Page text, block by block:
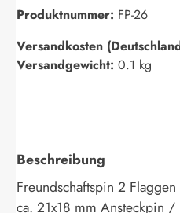
Produktnummer: FP-26
Versandkosten
Versandgewicht: 0.1 kg
Beschreibung
Freundschaftspin 2
ca. 21x18 mm Ansteckpin